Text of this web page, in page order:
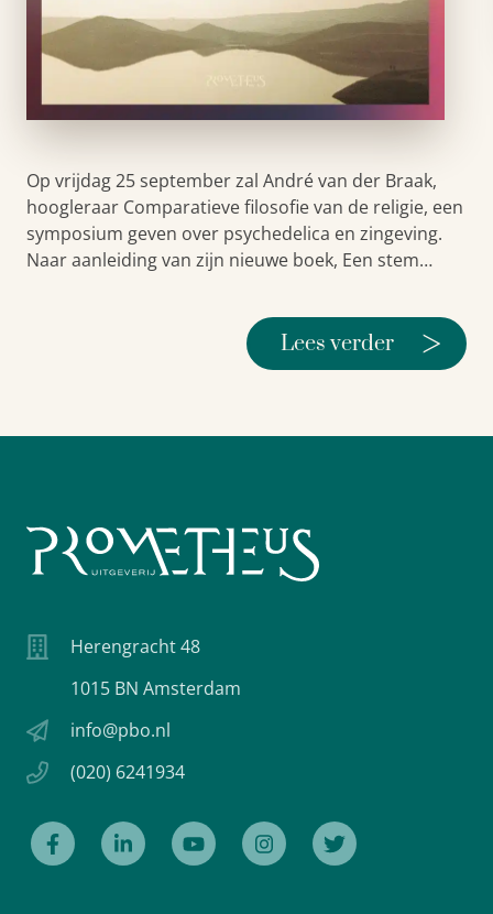
Op vrijdag 25 september zal André van der Braak,
hoogleraar Comparatieve filosofie van de religie, een
symposium geven over psychedelica en zingeving.
Naar aanleiding van zijn nieuwe boek, Een stem…
Lees verder >
Herengracht 48
1015 BN Amsterdam
info@pbo.nl
(020) 6241934